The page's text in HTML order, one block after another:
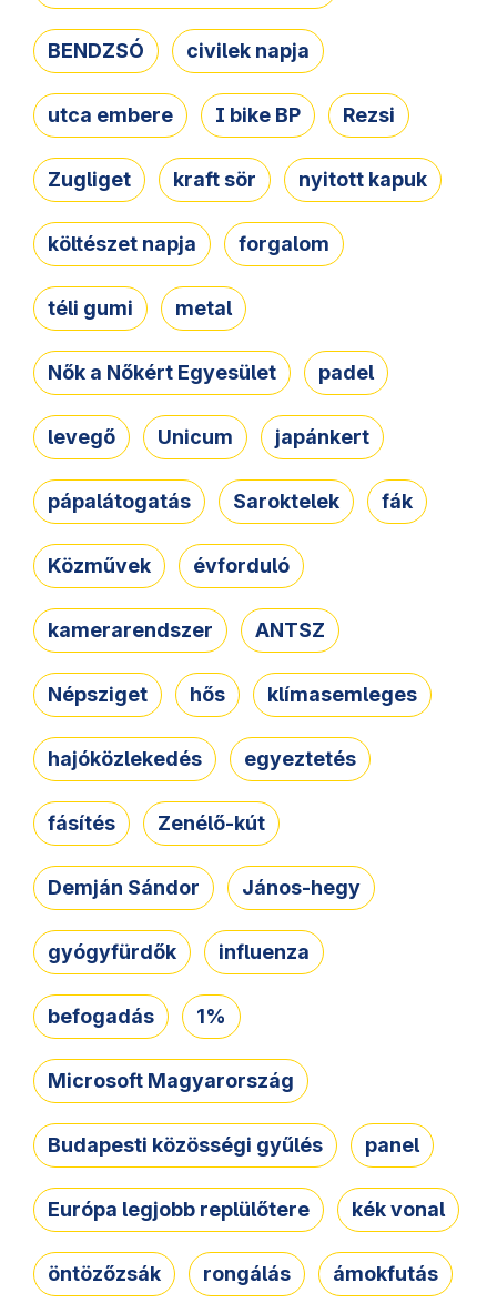
BENDZSÓ civilek napja
utca embere I bike BP Rezsi
Zugliget kraft sör nyitott kapuk
költészet napja forgalom
téli gumi metal
Nők a Nőkért Egyesület padel
levegő Unicum japánkert
pápalátogatás Saroktelek fák
Közművek évforduló
kamerarendszer ANTSZ
Népsziget hős klímasemleges
hajóközlekedés egyeztetés
fásítés Zenélő-kút
Demján Sándor János-hegy
gyógyfürdők influenza
befogadás 1%
Microsoft Magyarország
Budapesti közösségi gyűlés panel
Európa legjobb replülőtere kék vonal
öntözőzsák rongálás ámokfutás